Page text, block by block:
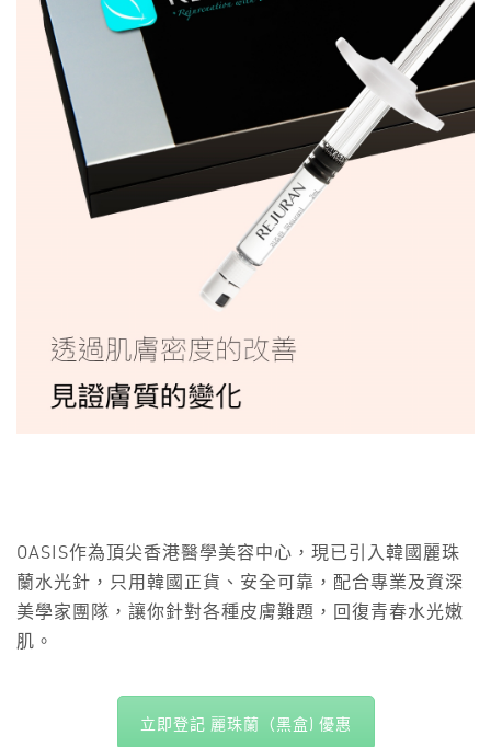
OASIS作為頂尖香港醫學美容中心，現已引入韓國麗珠
蘭水光針，只用韓國正貨、安全可靠，配合專業及資深
美學家團隊，讓你針對各種皮膚難題，回復青春水光嫩
肌。
立即登記 麗珠蘭（黑盒) 優惠